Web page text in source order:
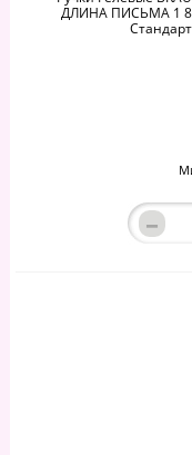
ДЛИНА ПИСЬМА 1
–